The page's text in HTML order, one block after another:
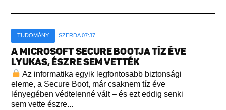
TUDOMÁNY SZERDA 07:37
A MICROSOFT SECURE BOOTJA TÍZ ÉVE
LYUKAS, ÉSZRE SEM VETTÉK
Az informatika egyik legfontosabb biztonsági
eleme, a Secure Boot, már csaknem tíz éve
lényegében védtelenné vált – és ezt eddig senki
sem vette észre...